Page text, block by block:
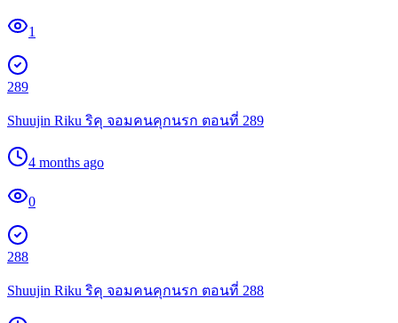
1
289
Shuujin Riku ริคุ จอมคนคุกนรก ตอนที่ 289
4 months ago
0
288
Shuujin Riku ริคุ จอมคนคุกนรก ตอนที่ 288